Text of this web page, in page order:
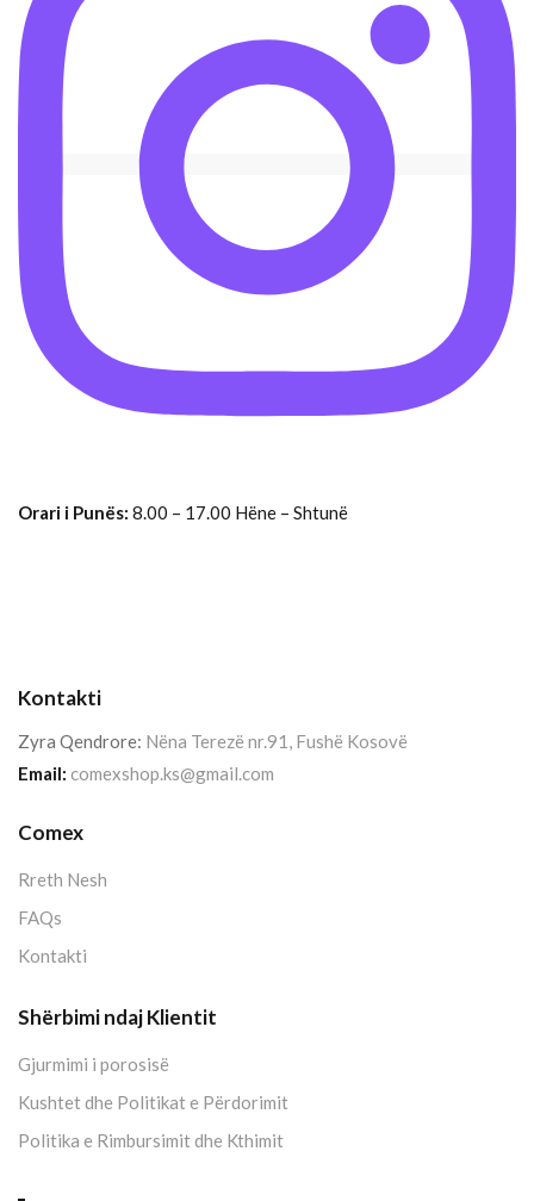
Orari i Punës: 8.00 – 17.00 Hëne – Shtunë
Kontakti
Zyra Qendrore: Nëna Terezë nr.91, Fushë Kosovë
Email: comexshop.ks@gmail.com
Comex
Rreth Nesh
FAQs
Kontakti
Shërbimi ndaj Klientit
Gjurmimi i porosisë
Kushtet dhe Politikat e Përdorimit
Politika e Rimbursimit dhe Kthimit